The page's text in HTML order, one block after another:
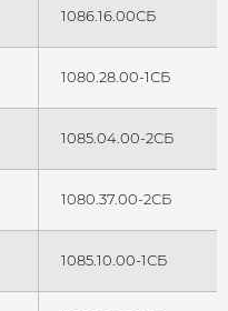
1086.16.00СБ
1080.28.00-1СБ
1085.04.00-2СБ
1080.37.00-2СБ
1085.10.00-1СБ